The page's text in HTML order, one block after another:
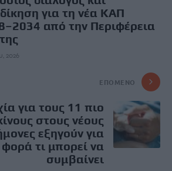
για τη νέα ΚΑΠ
από την Περιφέρεια
2026
ΕΠΌΜΕΝΟ
για τους 11 πιο
στους νέους
εξηγούν για
τι μπορεί να
συμβαίνει